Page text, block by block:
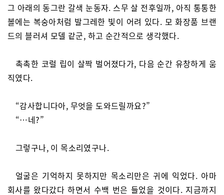
그 아래의 동그란 갈색 눈동자. 스무 살 전후일까, 아직 통통한
볼에는 복숭아처럼 발그레한 빛이 어려 있다. 모 화장품 브랜
드의 블러셔 모델 같군, 하고 순간적으로 생각했다.
촉촉한 코럴 립이 살짝 벌어졌다가, 다음 순간 유창하게 움
직였다.
“감사합니다아, 무엇을 도와드릴까요?”
“…네?”
그렇구나, 이 목소리였구나.
얼굴은 기억하지 못하지만 목소리만은 귀에 익었다. 아마
회사를 왔다갔다 하면서 수백 번은 들었을 것이다. 지금까지